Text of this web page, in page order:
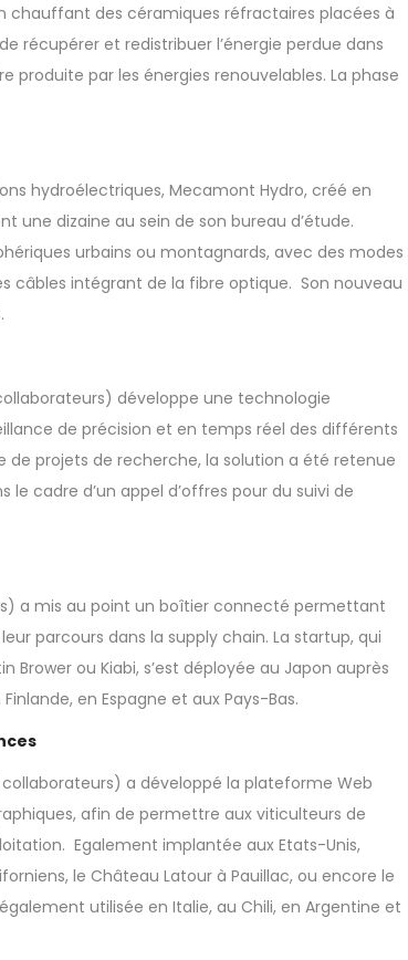
chauffant des céramiques réfractaires placées à
récupérer et redistribuer l’énergie perdue dans
produite par les énergies renouvelables. La phase
hydroélectriques, Mecamont Hydro, créé en
une dizaine au sein de son bureau d’étude.
urbains ou montagnards, avec des modes
câbles intégrant de la fibre optique. Son nouveau
développe une technologie
de précision et en temps réel des différents
projets de recherche, la solution a été retenue
cadre d’un appel d’offres pour du suivi de
a mis au point un boîtier connecté permettant
parcours dans la supply chain. La startup, qui
ou Kiabi, s’est déployée au Japon auprès
en Espagne et aux Pays-Bas.
a développé la plateforme Web
afin de permettre aux viticulteurs de
Egalement implantée aux Etats-Unis,
le Château Latour à Pauillac, ou encore le
utilisée en Italie, au Chili, en Argentine et